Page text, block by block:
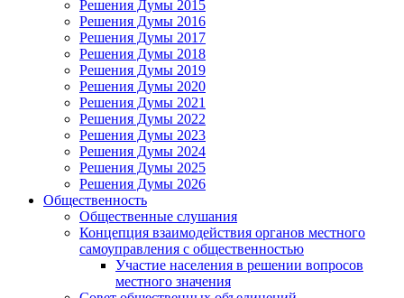
Решения Думы 2015
Решения Думы 2016
Решения Думы 2017
Решения Думы 2018
Решения Думы 2019
Решения Думы 2020
Решения Думы 2021
Решения Думы 2022
Решения Думы 2023
Решения Думы 2024
Решения Думы 2025
Решения Думы 2026
Общественность
Общественные слушания
Концепция взаимодействия органов местного
самоуправления с общественностью
Участие населения в решении вопросов
местного значения